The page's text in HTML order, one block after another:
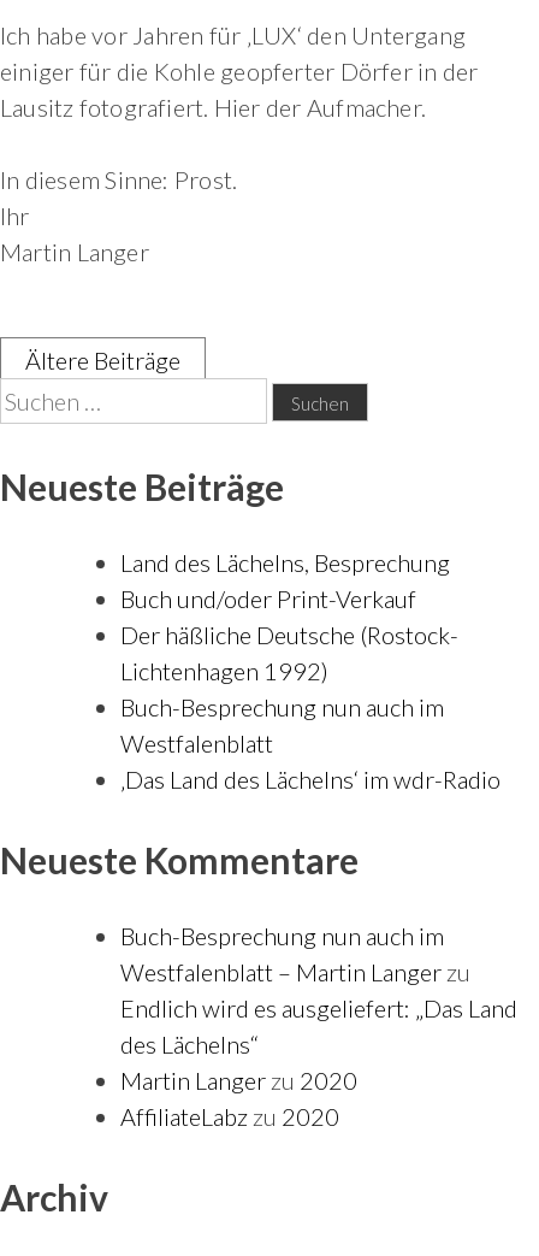
Ich habe vor Jahren für ‚LUX‘ den Untergang
einiger für die Kohle geopferter Dörfer in der
Lausitz fotografiert. Hier der Aufmacher.
In diesem Sinne: Prost.
Ihr
Martin Langer
Beitragsnavigation
Ältere Beiträge
Suchen
nach:
Neueste Beiträge
Land des Lächelns, Besprechung
Buch und/oder Print-Verkauf
Der häßliche Deutsche (Rostock-
Lichtenhagen 1992)
Buch-Besprechung nun auch im
Westfalenblatt
‚Das Land des Lächelns‘ im wdr-Radio
Neueste Kommentare
Buch-Besprechung nun auch im
Westfalenblatt – Martin Langer zu
Endlich wird es ausgeliefert: „Das Land
des Lächelns“
Martin Langer zu 2020
AffiliateLabz zu 2020
Archiv